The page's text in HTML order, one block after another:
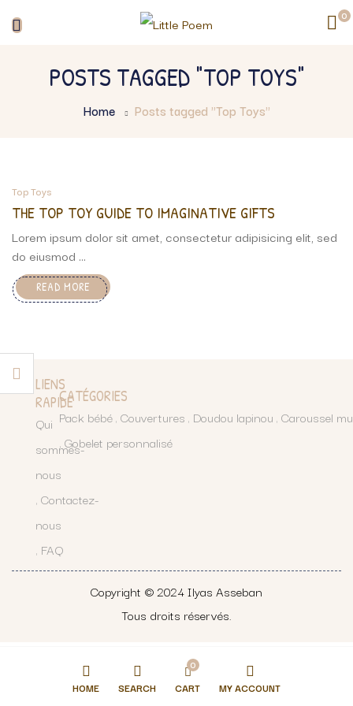
0
POSTS TAGGED "TOP TOYS"
Home Posts tagged "Top Toys"
Top Toys
THE TOP TOY GUIDE TO IMAGINATIVE GIFTS
Lorem ipsum dolor sit amet, consectetur adipisicing elit, sed
do eiusmod ...
READ MORE
LIENS
RAPIDE
Qui
sommes-
nous
Contactez-
nous
FAQ
CATÉGORIES
Pack bébé Couvertures Doudou lapinou Caroussel
Gobelet personnalisé
Copyright © 2024Ilyas Asseban
Tous droits réservés.
HOME SEARCH
0
CART MY ACCOUNT